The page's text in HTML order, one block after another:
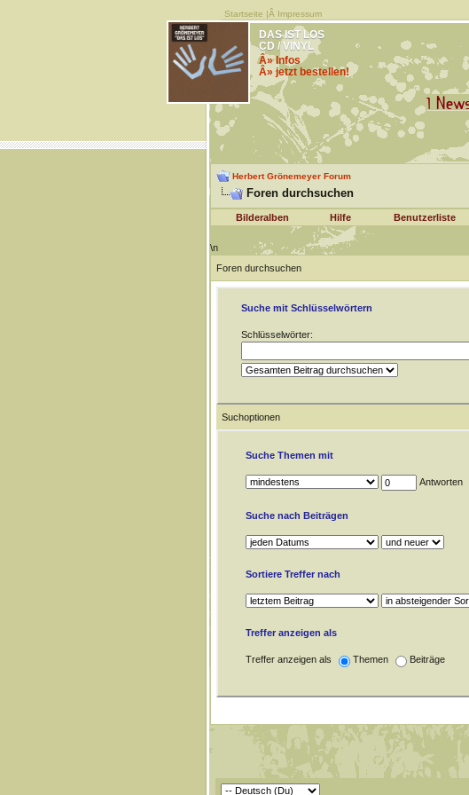
Startseite |Â Impressum
DAS IST LOS
CD / VINYL
Â» Infos
Â» jetzt bestellen!
Herbert Grönemeyer Forum
Foren durchsuchen
Bilderalben Hilfe Benutzerliste
\n
Foren durchsuchen
Suche mit Schlüsselwörtern
Schlüsselwörter:
Suchoptionen
Suche Themen mit
Antworten
Suche nach Beiträgen
Sortiere Treffer nach
Treffer anzeigen als
Treffer anzeigen als Themen Beiträge